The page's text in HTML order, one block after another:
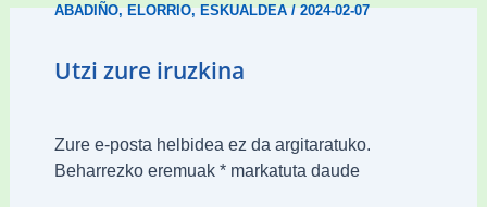
ABADIÑO,ELORRIO,ESKUALDEA/2024-02-07
Utzi zure iruzkina
Zure e-posta helbidea ez da argitaratuko.
Beharrezko eremuak *markatuta daude